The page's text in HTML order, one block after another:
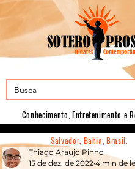
Conhecimento, Entretenimento e
Salvador, Bahia, Brasil.
Thiago Araujo Pinho
15 de dez. de 2022 4 min de